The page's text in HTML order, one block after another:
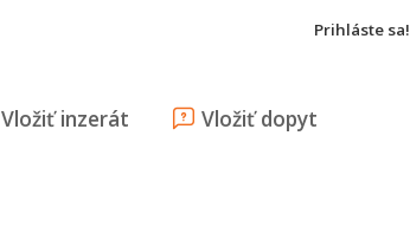
Prihláste sa!
Vložiť inzerát Vložiť dopyt